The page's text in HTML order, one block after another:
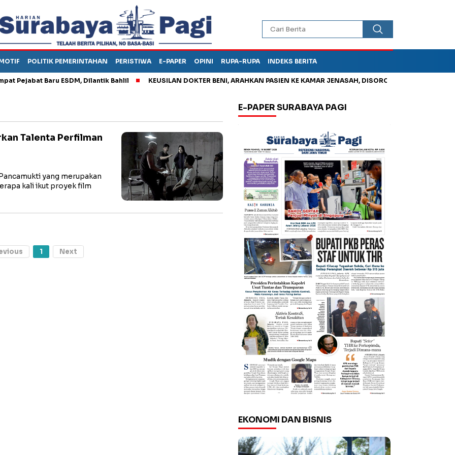
POLITIK PEMERINTAHAN PERISTIWA E-PAPER OPINI RUPA-RUPA INDEKS BERITA
Pejabat Baru ESDM, Dilantik Bahlil KEUSILAN DOKTER BENI, ARAHKAN PASIEN KE KAMAR JENASAH, DISOROT
Talenta Perfilman
yang merupakan
kali ikut proyek film
1 Next
E-PAPER SURABAYA PAGI
EKONOMI DAN BISNIS